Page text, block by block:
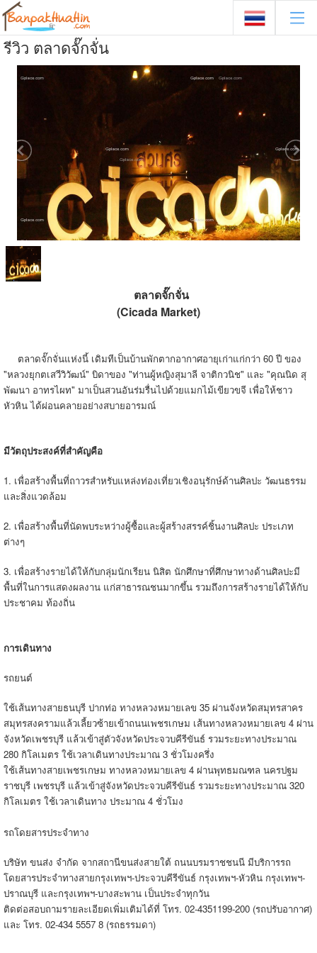
รีวิว ตลาดจั๊กจั่น
ตลาดจั๊กจั่น
(Cicada Market)
ตลาดจั๊กจั่นแห่งนี้ เดิมทีเป็นบ้านพักตากอากาศอายุเก่าแก่กว่า 60 ปี ของ
"หลวงยุกตเสวีวิวัฒน์" บิดาของ "ท่านผู้หญิงสุมาลี จาติกวนิช" และ "คุณนิด สุ
พัฒนา อาทรไผท" มาเป็นสวนอันร่มรื่นไปด้วยแมกไม้เขียวขจี เพื่อให้ชาว
หัวหิน ได้ผ่อนคลายอย่างสบายอารมณ์
มีวัตถุประสงค์ที่สำคัญคือ
1. เพื่อสร้างพื้นที่ถาวรสำหรับแหล่งท่องเที่ยวเชิงอนุรักษ์ด้านศิลปะ วัฒนธรรม
และสิ่งแวดล้อม
2. เพื่อสร้างพื้นที่นัดพบระหว่างผู้ซื้อและผู้สร้างสรรค์ชิ้นงานศิลปะ ประเภท
ต่างๆ
3. เพื่อสร้างรายได้ให้กับกลุ่มนักเรียน นิสิต นักศึกษาที่ศึกษาทางด้านศิลปะมี
พื้นที่ในการแสดงผลงาน แก่สาธารณชนมากขึ้น รวมถึงการสร้างรายได้ให้กับ
ประชาคม ท้องถิ่น
การเดินทาง
รถยนต์
ใช้เส้นทางสายธนบุรี ปากท่อ ทางหลวงหมายเลข 35 ผ่านจังหวัดสมุทรสาคร
สมุทรสงครามแล้วเลี้ยวซ้ายเข้าถนนเพชรเกษม เส้นทางหลวงหมายเลข 4 ผ่าน
จังหวัดเพชรบุรี แล้วเข้าสู่ตัวจังหวัดประจวบคีรีขันธ์ รวมระยะทางประมาณ
280 กิโลเมตร ใช้เวลาเดินทางประมาณ 3 ชั่วโมงครึ่ง
ใช้เส้นทางสายเพชรเกษม ทางหลวงหมายเลข 4 ผ่านพุทธมณฑล นครปฐม
ราชบุรี เพชรบุรี แล้วเข้าสู่จังหวัดประจวบคีรีขันธ์ รวมระยะทางประมาณ 320
กิโลเมตร ใช้เวลาเดินทาง ประมาณ 4 ชั่วโมง
รถโดยสารประจำทาง
บริษัท ขนส่ง จำกัด จากสถานีขนส่งสายใต้ ถนนบรมราชชนนี มีบริการรถ
โดยสารประจำทางสายกรุงเทพฯ-ประจวบคีรีขันธ์ กรุงเทพฯ-หัวหิน กรุงเทพฯ-
ปราณบุรี และกรุงเทพฯ-บางสะพาน เป็นประจำทุกวัน
ติดต่อสอบถามรายละเอียดเพิ่มเติมได้ที่ โทร. 02-4351199-200 (รถปรับอากาศ)
และ โทร. 02-434 5557 8 (รถธรรมดา)